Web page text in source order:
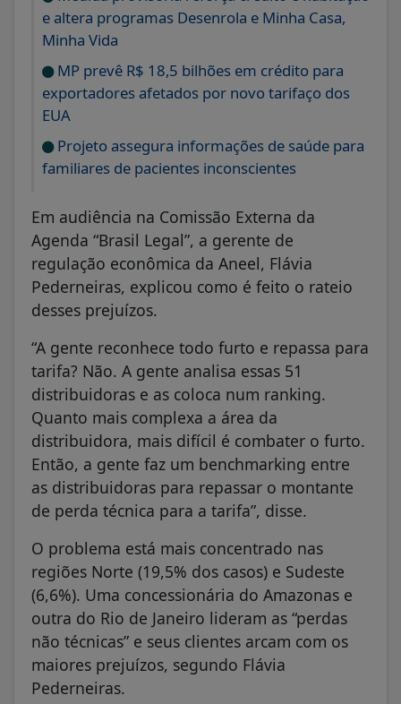
e altera programas Desenrola e Minha Casa,
Minha Vida
MP prevê R$ 18,5 bilhões em crédito para
exportadores afetados por novo tarifaço dos
EUA
Projeto assegura informações de saúde para
familiares de pacientes inconscientes
Em audiência na Comissão Externa da
Agenda “Brasil Legal”, a gerente de
regulação econômica da Aneel, Flávia
Pederneiras, explicou como é feito o rateio
desses prejuízos.
“A gente reconhece todo furto e repassa para
tarifa? Não. A gente analisa essas 51
distribuidoras e as coloca num ranking.
Quanto mais complexa a área da
distribuidora, mais difícil é combater o furto.
Então, a gente faz um benchmarking entre
as distribuidoras para repassar o montante
de perda técnica para a tarifa”, disse.
O problema está mais concentrado nas
regiões Norte (19,5% dos casos) e Sudeste
(6,6%). Uma concessionária do Amazonas e
outra do Rio de Janeiro lideram as “perdas
não técnicas” e seus clientes arcam com os
maiores prejuízos, segundo Flávia
Pederneiras.